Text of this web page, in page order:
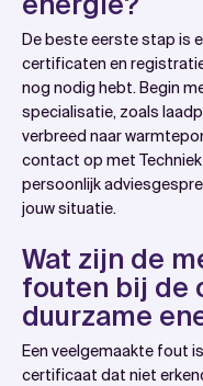
De beste eerste stap is
certificaten en
nog nodig hebt. Begin
specialisatie, zoals
verbreed naar
contact op met
persoonlijk
jouw situatie.
Wat zijn de
fouten bij de
duurzame
Een veelgemaakte fout
certificaat dat niet